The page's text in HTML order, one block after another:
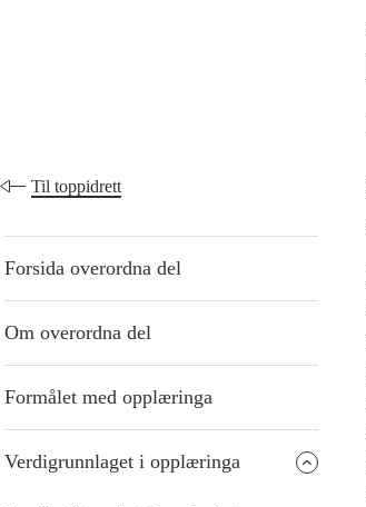
Til toppidrett
Forsida overordna del
Om overordna del
Formålet med opplæringa
Verdigrunnlaget i opplæringa